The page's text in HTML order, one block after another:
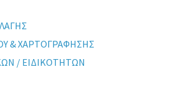
& ΧΑΡΤΟΓΡΑΦΗΣΗΣ
/ ΕΙΔΙΚΟΤΗΤΩΝ